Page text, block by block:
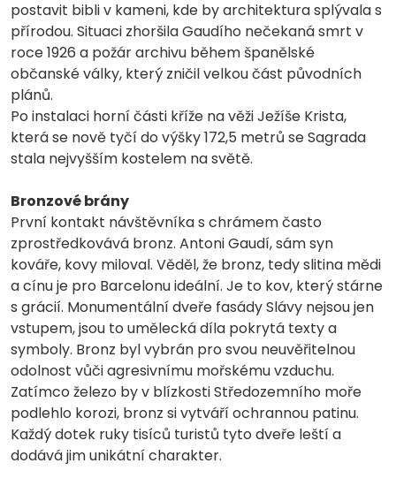
postavit bibli v kameni, kde by architektura splývala s
přírodou. Situaci zhoršila Gaudího nečekaná smrt v
roce 1926 a požár archivu během španělské
občanské války, který zničil velkou část původních
plánů.
Po instalaci horní části kříže na věži Ježíše Krista,
která se nově tyčí do výšky 172,5 metrů se Sagrada
stala nejvyšším kostelem na světě.
Bronzové brány
První kontakt návštěvníka s chrámem často
zprostředkovává bronz. Antoni Gaudí, sám syn
kováře, kovy miloval. Věděl, že bronz, tedy slitina mědi
a cínu je pro Barcelonu ideální. Je to kov, který stárne
s grácií. Monumentální dveře fasády Slávy nejsou jen
vstupem, jsou to umělecká díla pokrytá texty a
symboly. Bronz byl vybrán pro svou neuvěřitelnou
odolnost vůči agresivnímu mořskému vzduchu.
Zatímco železo by v blízkosti Středozemního moře
podlehlo korozi, bronz si vytváří ochrannou patinu.
Každý dotek ruky tisíců turistů tyto dveře leští a
dodává jim unikátní charakter.